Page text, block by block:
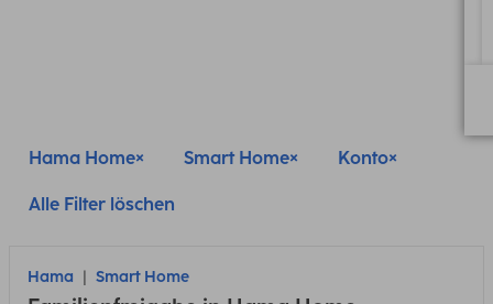
Hama Home Smart Home Konto
Alle Filter löschen
Hama Smart Home